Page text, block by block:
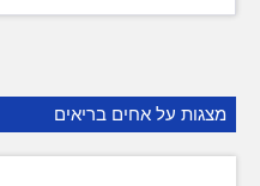
מצגות על אחים בריאים